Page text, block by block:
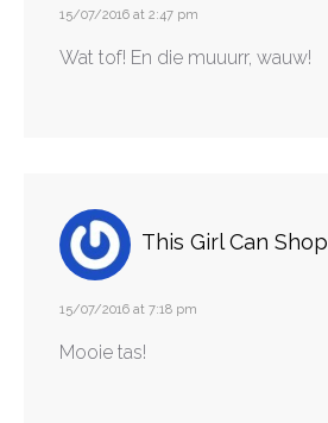
15/07/2016 at 2:47 pm
Wat tof! En die muuurr, wauw!
This Girl Can Shop
15/07/2016 at 7:18 pm
Mooie tas!